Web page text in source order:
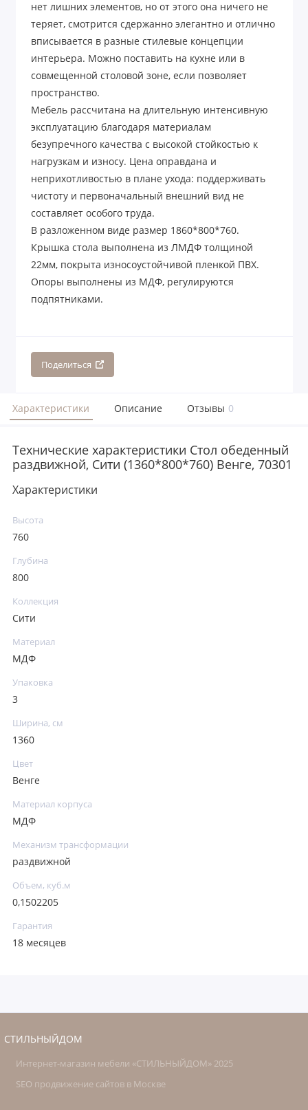
нет лишних элементов, но от этого она ничего не
теряет, смотрится сдержанно элегантно и отлично
вписывается в разные стилевые концепции
интерьера. Можно поставить на кухне или в
совмещенной столовой зоне, если позволяет
пространство.
Мебель рассчитана на длительную интенсивную
эксплуатацию благодаря материалам
безупречного качества с высокой стойкостью к
нагрузкам и износу. Цена оправдана и
неприхотливостью в плане ухода: поддерживать
чистоту и первоначальный внешний вид не
составляет особого труда.
В разложенном виде размер 1860*800*760.
Крышка стола выполнена из ЛМДФ толщиной
22мм, покрыта износоустойчивой пленкой ПВХ.
Опоры выполнены из МДФ, регулируются
подпятниками.
Поделиться
Характеристики Описание Отзывы 0
Технические характеристики Стол обеденный
раздвижной, Сити (1360*800*760) Венге, 70301
Характеристики
Высота
760
Глубина
800
Коллекция
Сити
Материал
МДФ
Упаковка
3
Ширина, см
1360
Цвет
Венге
Материал корпуса
МДФ
Механизм трансформации
раздвижной
Объем, куб.м
0,1502205
Гарантия
18 месяцев
СТИЛЬНЫЙДОМ
Интернет-магазин мебели «СТИЛЬНЫЙДОМ» 2025
SEO продвижение сайтов в Москве